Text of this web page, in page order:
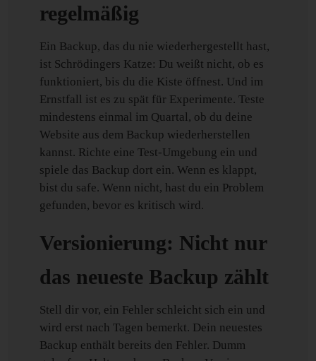
regelmäßig
Ein Backup, das du nie wiederhergestellt hast,
ist Schrödingers Katze: Du weißt nicht, ob es
funktioniert, bis du die Kiste öffnest. Und im
Ernstfall ist es zu spät für Experimente. Teste
mindestens einmal im Quartal, ob du deine
Website aus dem Backup wiederherstellen
kannst. Richte eine Test-Umgebung ein und
spiele das Backup dort ein. Wenn es klappt,
bist du safe. Wenn nicht, hast du ein Problem
gefunden, bevor es kritisch wird.
Versionierung: Nicht nur
das neueste Backup zählt
Stell dir vor, ein Fehler schleicht sich ein und
wird erst nach Tagen bemerkt. Dein neuestes
Backup enthält bereits den Fehler. Dumm